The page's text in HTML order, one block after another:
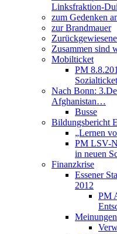
Linksfraktion-
zum Gedenken
zur Brandmauer
Zusammen sind
Mobilticket
PM
Sozialticket
Nach Bonn:
Afghanistan…
Busse
Bildungsbericht
„Lernen
PM LSV-
in neuen
Finanzkrise
Essener
2012
PM